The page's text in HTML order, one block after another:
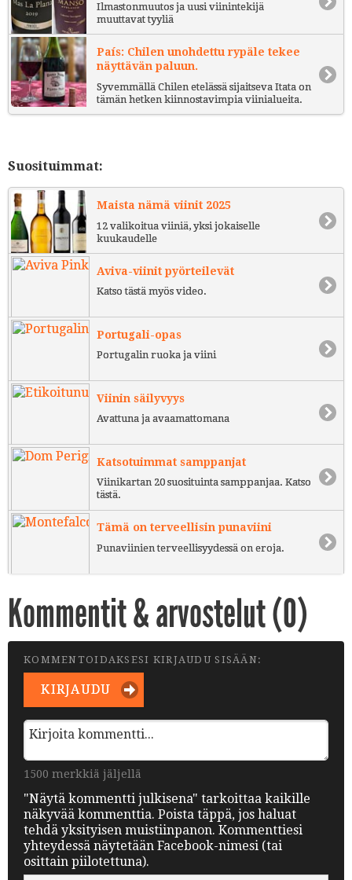
Ilmastonmuutos ja uusi viinintekijä
muuttavat tyyliä
País: Chilen unohdettu rypäle tekee
näyttävän paluun.
Syvemmällä Chilen etelässä sijaitseva Itata on
tämän hetken kiinnostavimpia viinialueita.
Suosituimmat:
Maista nämä viinit 2025
12 valikoitua viiniä, yksi jokaiselle
kuukaudelle
Aviva-viinit pyörteilevät
Katso tästä myös video.
Portugali-opas
Portugalin ruoka ja viini
Viinin säilyvyys
Avattuna ja avaamattomana
Katsotuimmat samppanjat
Viinikartan 20 suosituinta samppanjaa. Katso
tästä.
Tämä on terveellisin punaviini
Punaviinien terveellisyydessä on eroja.
Kommentit & arvostelut (0)
KOMMENTOIDAKSESI KIRJAUDU SISÄÄN:
KIRJAUDU
1500 merkkiä jäljellä
"Näytä kommentti julkisena" tarkoittaa kaikille
näkyvää kommenttia. Poista täppä, jos haluat
tehdä yksityisen muistiinpanon. Kommenttiesi
yhteydessä näytetään Facebook-nimesi (tai
osittain piilotettuna).